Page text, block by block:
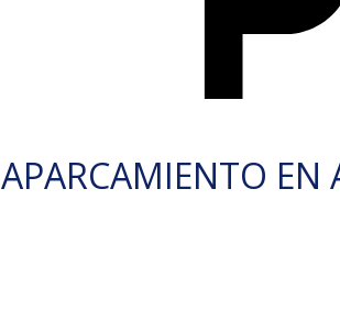
APARCAMIENTO EN